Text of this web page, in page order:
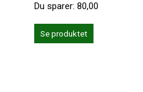
Du sparer:80,00
Se produktet